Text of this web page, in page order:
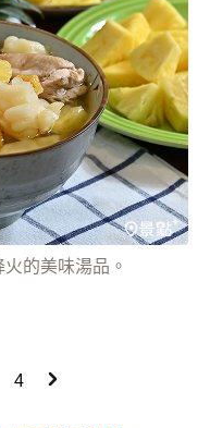
的美味湯品。
4